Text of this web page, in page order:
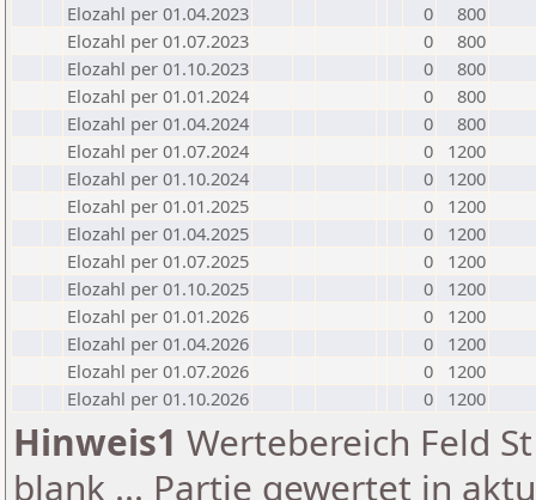
Elozahl per 01.04.2023
0
800
Elozahl per 01.07.2023
0
800
Elozahl per 01.10.2023
0
800
Elozahl per 01.01.2024
0
800
Elozahl per 01.04.2024
0
800
Elozahl per 01.07.2024
0
1200
Elozahl per 01.10.2024
0
1200
Elozahl per 01.01.2025
0
1200
Elozahl per 01.04.2025
0
1200
Elozahl per 01.07.2025
0
1200
Elozahl per 01.10.2025
0
1200
Elozahl per 01.01.2026
0
1200
Elozahl per 01.04.2026
0
1200
Elozahl per 01.07.2026
0
1200
Elozahl per 01.10.2026
0 1200
Hinweis1 Wertebereich Feld
blank ... Partie gewertet in